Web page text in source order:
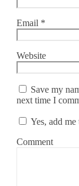
Email *
Website
Save my
next time I
Yes, add
Comment